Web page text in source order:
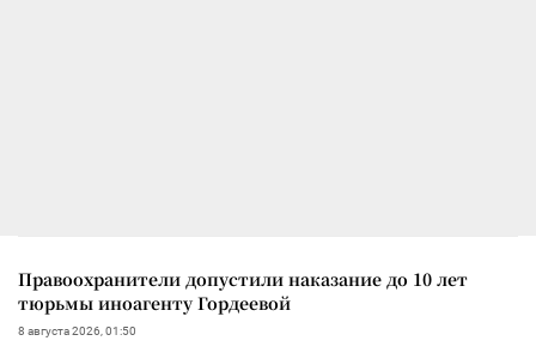
Правоохранители допустили наказание до 10 лет
тюрьмы иноагенту Гордеевой
8 августа 2026, 01:50